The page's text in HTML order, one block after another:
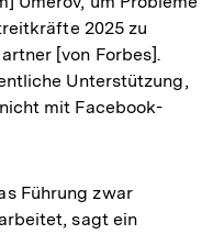
2025 zu
[von Forbes].
Unterstützung,
mit Facebook-
Führung zwar
sagt ein